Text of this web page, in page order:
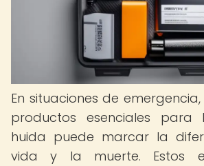
En situaciones de
productos esenciales
huida puede marcar la
vida y la muerte. Estos